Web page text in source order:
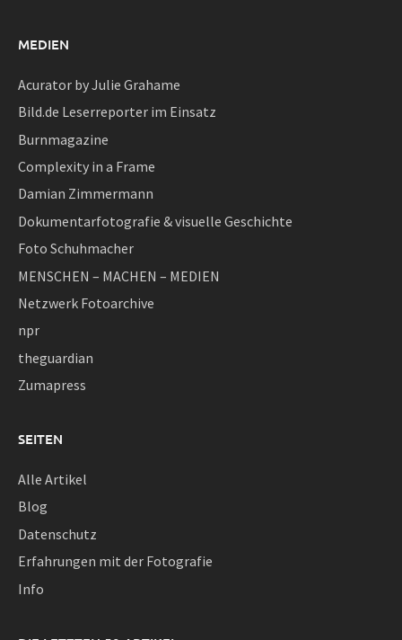
MEDIEN
Acurator by Julie Grahame
Bild.de Leserreporter im Einsatz
Burnmagazine
Complexity in a Frame
Damian Zimmermann
Dokumentarfotografie & visuelle Geschichte
Foto Schuhmacher
MENSCHEN – MACHEN – MEDIEN
Netzwerk Fotoarchive
npr
theguardian
Zumapress
SEITEN
Alle Artikel
Blog
Datenschutz
Erfahrungen mit der Fotografie
Info